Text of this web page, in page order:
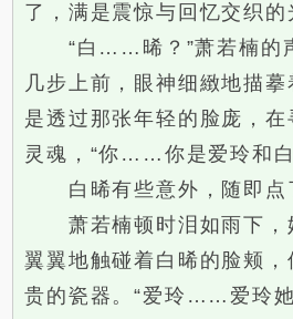
了，满是震惊与回忆交织的
“白……晞？”萧若楠的声
几步上前，眼神细緻地描
是透过那张年轻的脸庞，
灵魂，“你……你是爱玲和
白晞有些意外，随即点
萧若楠顿时泪如雨下，
翼翼地触碰着白晞的脸颊，
贵的瓷器。“爱玲……爱玲